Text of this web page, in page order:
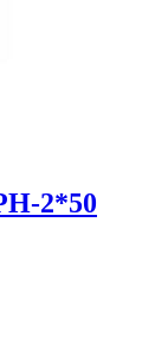
2*50